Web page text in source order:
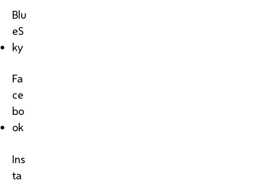
Blu
eS
ky
Fa
ce
bo
ok
Ins
ta